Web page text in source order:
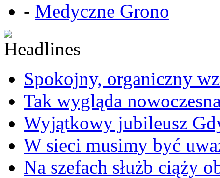
- Medyczne Grono
Spokojny, organiczny
Tak wygląda
Wyjątkowy jubileusz
W sieci musimy być
Na szefach służb ciąży